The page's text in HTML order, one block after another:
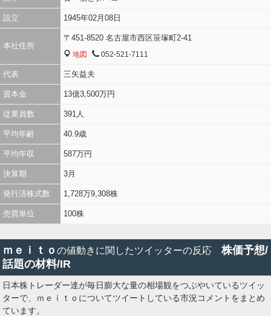
設立 1945年02月08日
本社住所
〒451-8520 名古屋市西区笹塚町2-41
MAP
地図 TEL
052-521-7111
代表 三矢益夫
資本金 13億3,500万円
従業員数 391人
平均年齢 40.9歳
平均年収 587万円
決算期 3月
発行済株式数 1,728万9,308株
売買単位 100株
ｍｅｉｔｏ の値動きに関したツイッターの反応 株価予想/
話題の材料/IR
日本株トレーダー達が毎日膨大な量の相場観をつぶやいているツイッ
ターで、ｍｅｉｔｏについてツイートしている市況コメントをまとめ
ています。